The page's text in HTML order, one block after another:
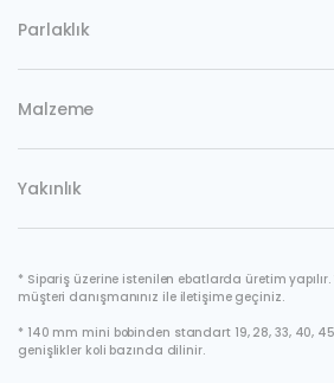
Parlaklık
Malzeme
Yakınlık
* Sipariş üzerine istenilen ebatlarda üretim
müşteri danışmanınız ile iletişime geçiniz.
* 140 mm mini bobinden standart 19, 28, 33, 40,
genişlikler koli bazında dilinir.